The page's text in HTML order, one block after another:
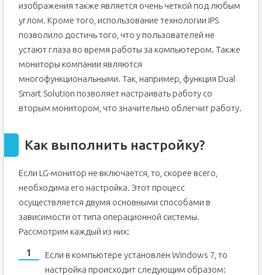
Яркость
Программная настройка
Проверка результата
Содержание:
Как правильно настроить монитор – с чего начать?
Правильно установленные драйверы для
Настройка монитора – управление частотой
обновления экрана
Контраст, яркость и цветовая температура монитора
Подводя итоги
изображения также является очень четкой под любым
углом. Кроме того, использование технологии IPS
позволило достичь того, что у пользователей не
устают глаза во время работы за компьютером. Также
мониторы компании являются
многофункциональными. Так, например, функция Dual
Smart Solution позволяет настраивать работу со
вторым монитором, что значительно облегчит работу.
Как выполнить настройку?
Если LG-монитор не включается, то, скорее всего,
необходима его настройка. Этот процесс
осуществляется двумя основными способами в
зависимости от типа операционной системы.
Рассмотрим каждый из них:
Если в компьютере установлен Windows 7, то
настройка происходит следующим образом: